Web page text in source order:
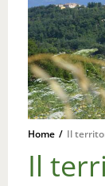
Home / Il
Il